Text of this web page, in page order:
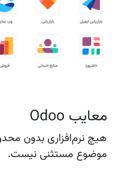
معایب Odoo
موضوع مستثنی نیست.